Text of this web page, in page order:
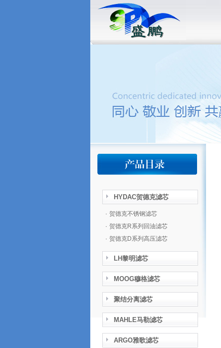
HYDAC贺德克滤芯
· 贺德克不锈钢滤芯
· 贺德克R系列回油滤芯
· 贺德克D系列高压滤芯
LH黎明滤芯
MOOG穆格滤芯
聚结分离滤芯
MAHLE马勒滤芯
ARGO雅歌滤芯